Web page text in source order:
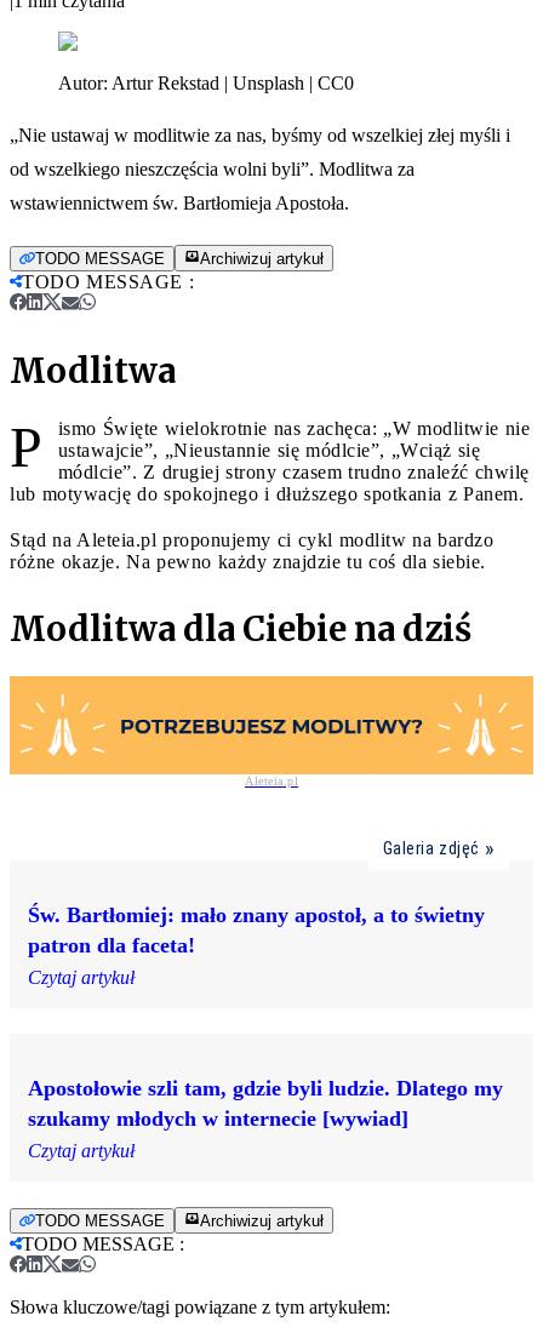
Autor: Artur Rekstad | Unsplash | CC0
„Nie ustawaj w modlitwie za nas, byśmy od wszelkiej złej myśli i
od wszelkiego nieszczęścia wolni byli”. Modlitwa za
wstawiennictwem św. Bartłomieja Apostoła.
TODO MESSAGE Archiwizuj artykuł
TODO MESSAGE :
Modlitwa
P
ismo Święte wielokrotnie nas zachęca: „W modlitwie nie
ustawajcie”, „Nieustannie się módlcie”, „Wciąż się
módlcie”. Z drugiej strony czasem trudno znaleźć chwilę
lub motywację do spokojnego i dłuższego spotkania z Panem.
Stąd na Aleteia.pl proponujemy ci cykl modlitw na bardzo
różne okazje. Na pewno każdy znajdzie tu coś dla siebie.
Modlitwa dla Ciebie na dziś
Aleteia.pl
Galeria zdjęć
Św. Bartłomiej: mało znany apostoł, a to świetny
patron dla faceta!
Czytaj artykuł
Apostołowie szli tam, gdzie byli ludzie. Dlatego my
szukamy młodych w internecie [wywiad]
Czytaj artykuł
TODO MESSAGE Archiwizuj artykuł
TODO MESSAGE :
Słowa kluczowe/tagi powiązane z tym artykułem: